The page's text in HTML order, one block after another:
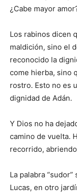
¿Cabe mayor
Los rabinos dicen
maldición, sino el
reconocido la
come hierba, sino
rostro. Esto no es
dignidad de Adán.
Y Dios no ha
camino de vuelta.
recorrido,
La palabra
Lucas, en otro